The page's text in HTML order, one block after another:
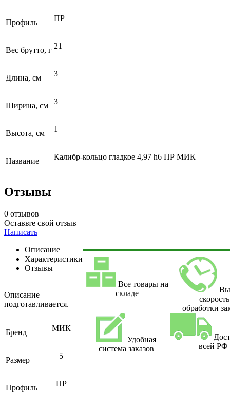
Профиль ПР
Вес брутто, г 21
Длина, см 3
Ширина, см 3
Высота, см 1
Название Калибр-кольцо гладкое 4,97 h6 ПР МИК
Отзывы
0 отзывов
Оставьте свой отзыв
Написать
Описание
Характеристики
Отзывы
Описание
подготавливается.
Бренд МИК
Размер 5
Профиль ПР
Все товары на
складе
скорость
обработки
Удобная
система заказов
всей РФ